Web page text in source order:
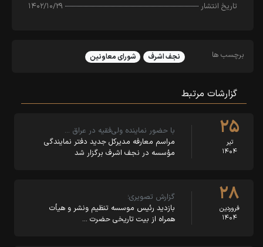
تاریخ انتشار
۱۴۰۲/۱۰/۲۹
برچسب ها نجف اشرف شورای معاونین
گزارشات مرتبط
۲۵
تیر
۱۴۰۴
با حضور نماینده ولی‌فقیه در عراق …
مراسم معارفه مدیرکل جدید دفتر نمایندگی
مؤسسه در نجف اشرف برگزار شد
۲۸
فروردین
۱۴۰۴
گزارش تصویری؛
بازدید رئیس موسسه تنظیم ونشر و هیأت
همراه از بیت تاریخی حضرت …